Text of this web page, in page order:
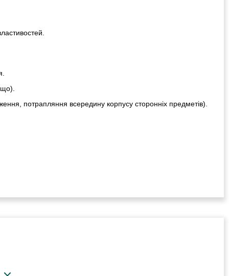
потрапляння всередину корпусу сторонніх предметів).